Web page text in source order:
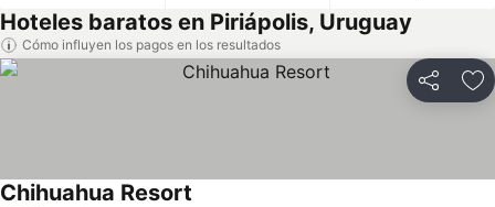
Hoteles baratos en Piriápolis, Uruguay
Cómo influyen los pagos en los resultados
Compartir
Chihuahua Resort